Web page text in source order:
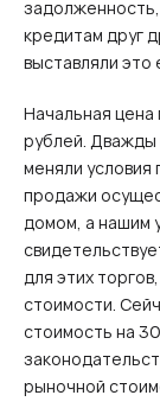
кредитам друг
выставляли
Начальная цена
рублей. Дважды
меняли условия
продажи
домом, а нашим
для этих
стоимости.
стоимость на
рыночной